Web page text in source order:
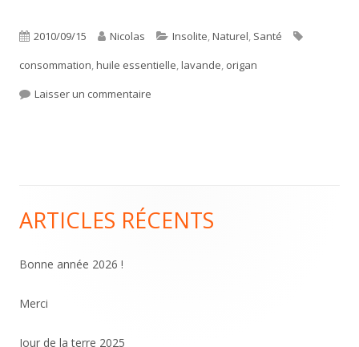
Publié
le
2010/09/15 Auteur
Nicolas Catégories
Insolite,Naturel, Santé
consommation,huile essentielle,lavande, origan
Laisser un commentaire
Colonne
principale
ARTICLES RÉCENTS
Bonne année 2026 !
Merci
Jour de la terre 2025